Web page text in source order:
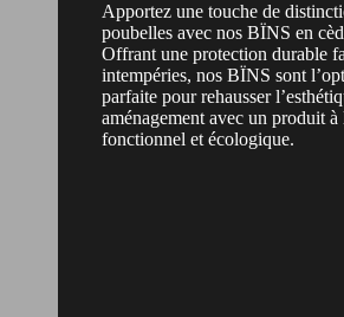
Apportez une touche de
poubelles avec nos BÏNS en
Offrant une protection durable
intempéries, nos BÏNS sont
parfaite pour rehausser
aménagement avec un produit à
fonctionnel et écologique.